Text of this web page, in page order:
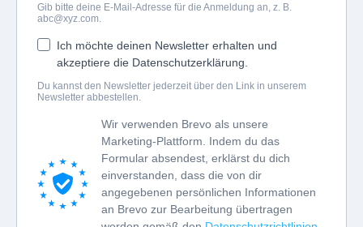
Gib bitte deine E-Mail-Adresse für die Anmeldung an, z. B.
abc@xyz.com
Ich möchte deinen Newsletter erhalten und
akzeptiere die Datenschutzerklärung.
Du kannst den Newsletter jederzeit über den Link in unserem
Newsletter abbestellen.
Wir verwenden Brevo als unsere
Marketing-Plattform. Indem du das
Formular absendest, erklärst du dich
einverstanden, dass die von dir
angegebenen persönlichen Informationen
an Brevo zur Bearbeitung übertragen